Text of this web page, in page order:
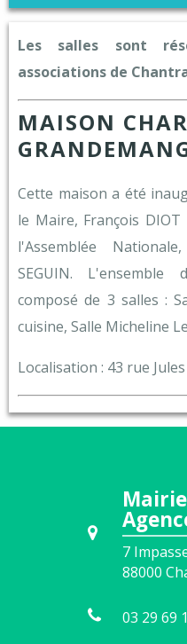
Les salles sont
associations de
MAISON
Cette maison a été
le Maire, François
l'Assemblée
SEGUIN.
composé de 3 salles :
cuisine, Salle Micheline
Localisation : 43 rue
7
88000
03 29 69